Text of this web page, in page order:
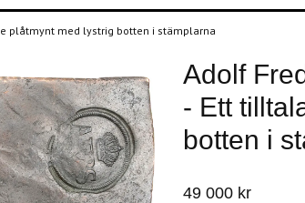
plåtmynt med lystrig botten i stämplarna
Adolf
- Ett
botten i
49 000 kr